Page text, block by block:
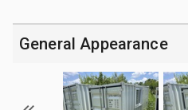
General Appearance